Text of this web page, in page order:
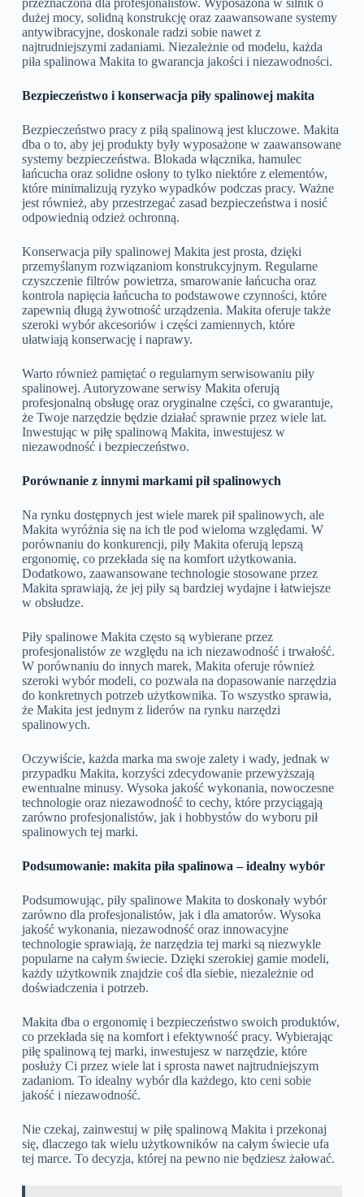
dużej mocy, solidną konstrukcję oraz zaawansowane systemy
antywibracyjne, doskonale radzi sobie nawet z
najtrudniejszymi zadaniami. Niezależnie od modelu, każda
piła spalinowa Makita to gwarancja jakości i niezawodności.
Bezpieczeństwo i konserwacja piły spalinowej makita
Bezpieczeństwo pracy z piłą spalinową jest kluczowe. Makita
dba o to, aby jej produkty były wyposażone w zaawansowane
systemy bezpieczeństwa. Blokada włącznika, hamulec
łańcucha oraz solidne osłony to tylko niektóre z elementów,
które minimalizują ryzyko wypadków podczas pracy. Ważne
jest również, aby przestrzegać zasad bezpieczeństwa i nosić
odpowiednią odzież ochronną.
Konserwacja piły spalinowej Makita jest prosta, dzięki
przemyślanym rozwiązaniom konstrukcyjnym. Regularne
czyszczenie filtrów powietrza, smarowanie łańcucha oraz
kontrola napięcia łańcucha to podstawowe czynności, które
zapewnią długą żywotność urządzenia. Makita oferuje także
szeroki wybór akcesoriów i części zamiennych, które
ułatwiają konserwację i naprawy.
Warto również pamiętać o regularnym serwisowaniu piły
spalinowej. Autoryzowane serwisy Makita oferują
profesjonalną obsługę oraz oryginalne części, co gwarantuje,
że Twoje narzędzie będzie działać sprawnie przez wiele lat.
Inwestując w piłę spalinową Makita, inwestujesz w
niezawodność i bezpieczeństwo.
Porównanie z innymi markami pił spalinowych
Na rynku dostępnych jest wiele marek pił spalinowych, ale
Makita wyróżnia się na ich tle pod wieloma względami. W
porównaniu do konkurencji, piły Makita oferują lepszą
ergonomię, co przekłada się na komfort użytkowania.
Dodatkowo, zaawansowane technologie stosowane przez
Makita sprawiają, że jej piły są bardziej wydajne i łatwiejsze
w obsłudze.
Piły spalinowe Makita często są wybierane przez
profesjonalistów ze względu na ich niezawodność i trwałość.
W porównaniu do innych marek, Makita oferuje również
szeroki wybór modeli, co pozwala na dopasowanie narzędzia
do konkretnych potrzeb użytkownika. To wszystko sprawia,
że Makita jest jednym z liderów na rynku narzędzi
spalinowych.
Oczywiście, każda marka ma swoje zalety i wady, jednak w
przypadku Makita, korzyści zdecydowanie przewyższają
ewentualne minusy. Wysoka jakość wykonania, nowoczesne
technologie oraz niezawodność to cechy, które przyciągają
zarówno profesjonalistów, jak i hobbystów do wyboru pił
spalinowych tej marki.
Podsumowanie: makita piła spalinowa – idealny wybór
Podsumowując, piły spalinowe Makita to doskonały wybór
zarówno dla profesjonalistów, jak i dla amatorów. Wysoka
jakość wykonania, niezawodność oraz innowacyjne
technologie sprawiają, że narzędzia tej marki są niezwykle
popularne na całym świecie. Dzięki szerokiej gamie modeli,
każdy użytkownik znajdzie coś dla siebie, niezależnie od
doświadczenia i potrzeb.
Makita dba o ergonomię i bezpieczeństwo swoich produktów,
co przekłada się na komfort i efektywność pracy. Wybierając
piłę spalinową tej marki, inwestujesz w narzędzie, które
posłuży Ci przez wiele lat i sprosta nawet najtrudniejszym
zadaniom. To idealny wybór dla każdego, kto ceni sobie
jakość i niezawodność.
Nie czekaj, zainwestuj w piłę spalinową Makita i przekonaj
się, dlaczego tak wielu użytkowników na całym świecie ufa
tej marce. To decyzja, której na pewno nie będziesz żałować.